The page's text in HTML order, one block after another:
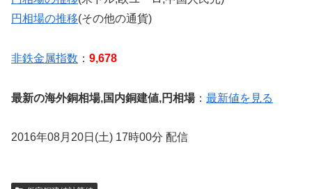
円相場の推移(その他の通貨)
非鉄金属指数 ： 9,678
最新の海外銅相場,国内銅建値,円相場： 最新値を見る
2016年08月20日(土) 17時00分 配信